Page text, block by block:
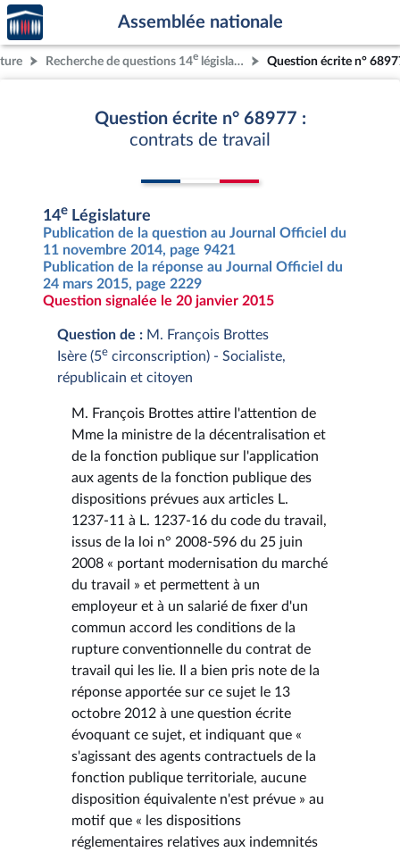
Aller au contenu
Aller en bas de la page
Accèder
à la
page
d'accueil
Assemblée nationale
Recherche de questions 14e législature Question écrite n°
Question écrite n° 68977 :
contrats de travail
14e Législature
Publication de la question au Journal Officiel du
11 novembre 2014, page 9421
Publication de la réponse au Journal Officiel du
24 mars 2015, page 2229
Question signalée le 20 janvier 2015
Question de : M. François Brottes
Isère (5e circonscription) - Socialiste,
républicain et citoyen
M. François Brottes attire l'attention de
Mme la ministre de la décentralisation et
de la fonction publique sur l'application
aux agents de la fonction publique des
dispositions prévues aux articles L.
1237-11 à L. 1237-16 du code du travail,
issus de la loi n° 2008-596 du 25 juin
2008 « portant modernisation du marché
du travail » et permettent à un
employeur et à un salarié de fixer d'un
commun accord les conditions de la
rupture conventionnelle du contrat de
travail qui les lie. Il a bien pris note de la
réponse apportée sur ce sujet le 13
octobre 2012 à une question écrite
évoquant ce sujet, et indiquant que «
s'agissant des agents contractuels de la
fonction publique territoriale, aucune
disposition équivalente n'est prévue » au
motif que « les dispositions
réglementaires relatives aux indemnités